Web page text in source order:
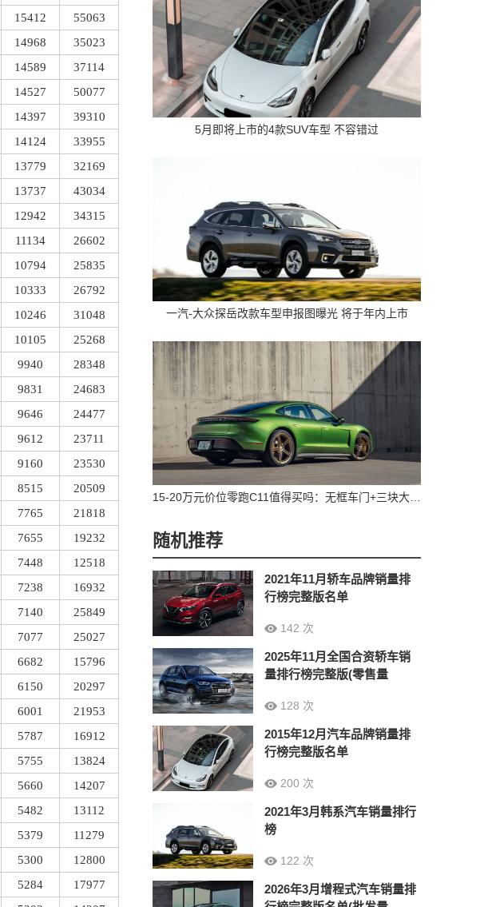
15412
55063
14968
35023
14589
37114
14527
50077
14397
39310
14124
33955
13779
32169
13737
43034
12942
34315
11134
26602
10794
25835
10333
26792
10246
31048
10105
25268
9940
28348
9831
24683
9646
24477
9612
23711
9160
23530
8515
20509
7765
21818
7655
19232
7448
12518
7238
16932
7140
25849
7077
25027
6682
15796
6150
20297
6001
21953
5787
16912
5755
13824
5660
14207
5482
13112
5379
11279
5300
12800
5284
17977
5月即将上市的4款SUV车型 不容错过
一汽-大众探岳改款车型申报图曝光 将于年内上市
随机推荐
2021年11月轿车品牌销量排
行榜完整版名单
142 次
2025年11月全国合资轿车销
量排行榜完整版(零售量
128 次
2015年12月汽车品牌销量排
行榜完整版名单
200 次
2021年3月韩系汽车销量排行
榜
122 次
2026年3月增程式汽车销量排